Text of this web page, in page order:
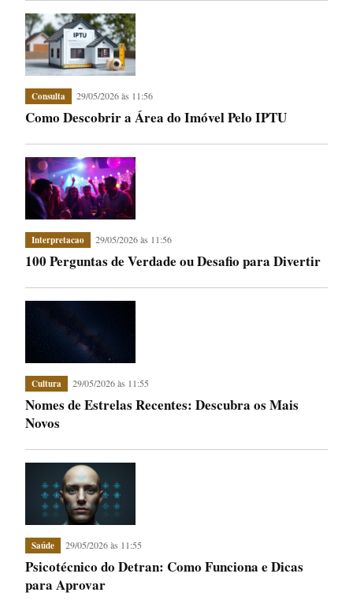
Consulta 29/05/2026 às 11:56
Como Descobrir a Área do Imóvel Pelo IPTU
Interpretacao 29/05/2026 às 11:56
100 Perguntas de Verdade ou Desafio para Divertir
Cultura 29/05/2026 às 11:55
Nomes de Estrelas Recentes: Descubra os Mais
Novos
Saúde 29/05/2026 às 11:55
Psicotécnico do Detran: Como Funciona e Dicas
para Aprovar